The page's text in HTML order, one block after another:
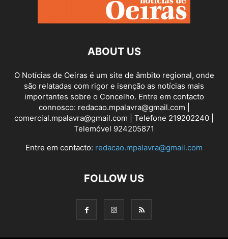
ABOUT US
O Notícias de Oeiras é um site de âmbito regional, onde
são relatadas com rigor e isenção as notícias mais
importantes sobre o Concelho. Entre em contacto
connosco: redacao.mpalavra@gmail.com |
comercial.mpalavra@gmail.com | Telefone 219202240 |
Telemóvel 924205871
Entre em contacto: redacao.mpalavra@gmail.com
FOLLOW US